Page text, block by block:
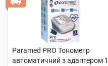
Paramed PRO Тонометр
автоматичний з адаптером 1